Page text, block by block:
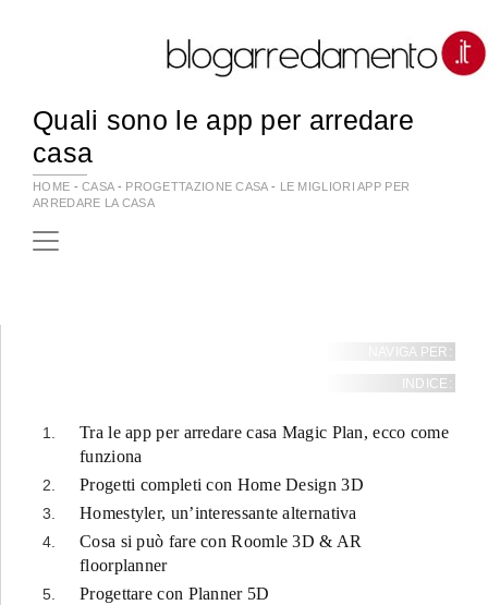
Quali sono le app per arredare
casa
HOME -CASA- PROGETTAZIONE CASA - LE MIGLIORI APP PER
ARREDARE LA CASA
NAVIGA PER:
INDICE:
Tra le app per arredare casa Magic Plan, ecco come
funziona
Progetti completi con Home Design 3D
Homestyler, un’interessante alternativa
Cosa si può fare con Roomle 3D & AR
floorplanner
Progettare con Planner 5D